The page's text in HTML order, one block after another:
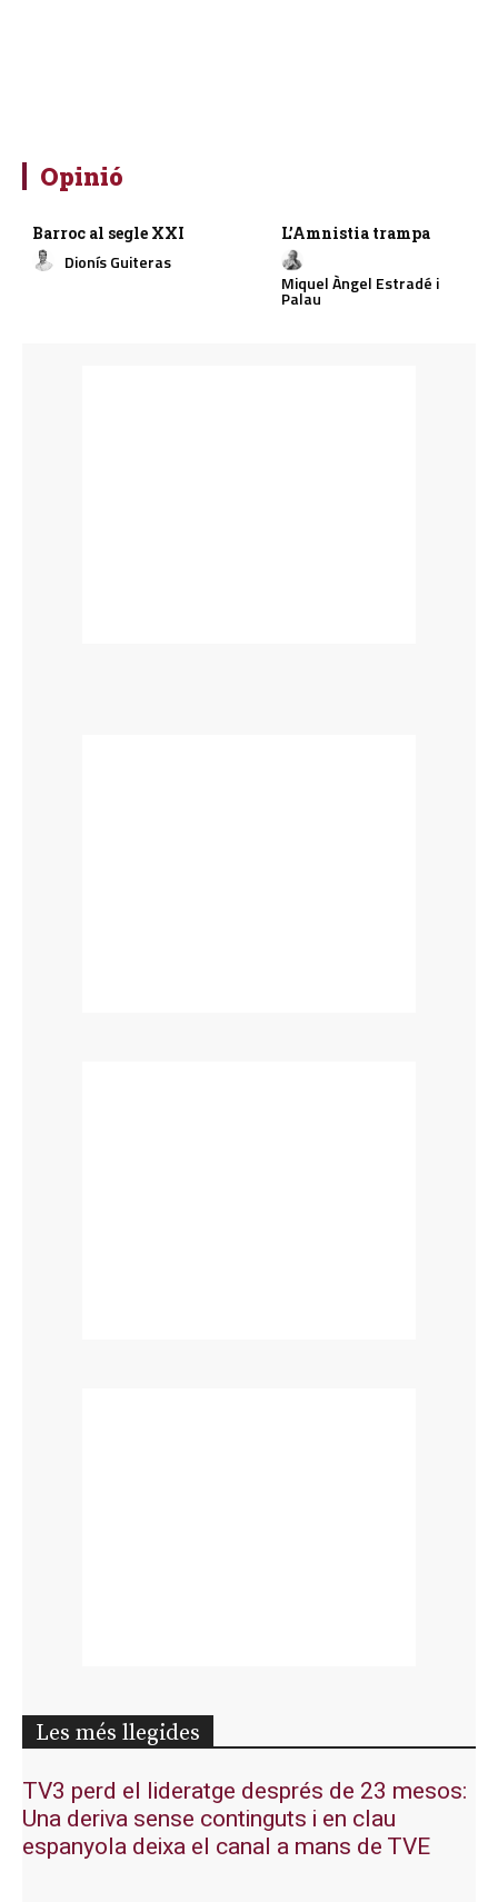
Opinió
Barroc al segle XXI
Dionís Guiteras
L’Amnistia trampa
Miquel Àngel Estradé i
Palau
Les més llegides
TV3 perd el lideratge després de 23 mesos:
Una deriva sense continguts i en clau
espanyola deixa el canal a mans de TVE